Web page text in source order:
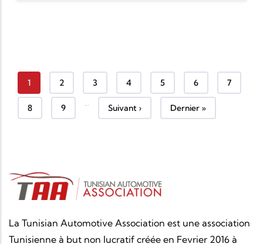
Page courante
1 Page
2 Page
3 Page
4 Page
5 Page
6 Page
7
Page
8 Page
9 … Page suivante
Suivant › Dernière page
Dernier »
La Tunisian Automotive Association est une association
Tunisienne à but non lucratif créée en Fevrier 2016 à